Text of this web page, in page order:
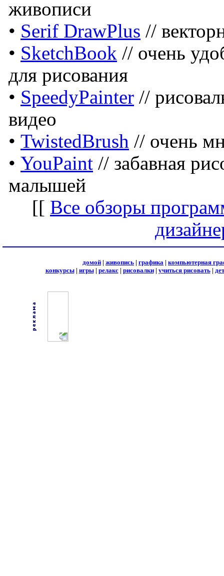
живописи
• Serif DrawPlus //
• SketchBook // очень
для рисования
• SpeedyPainter //
видео
• TwistedBrush // очень
• YouPaint // забавная
малышей
[[ Все обзоры
домой | живопись | графика | компьютерная
конкурсы| игры| релакс| рисовалки| учиться рисовать|